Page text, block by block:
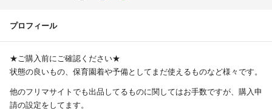
プロフィール
★ご購入前にご確認ください★
状態の良いもの、保育園着や予備としてまだ使えるものなど様々です。
他のフリマサイトでも出品してるものに関してはお手数ですが、購入申
請の設定をしてます。